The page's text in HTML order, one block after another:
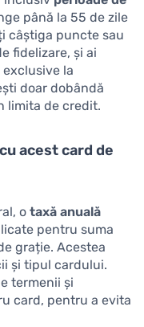
până la 55 de zile
câștiga puncte sau
fidelizare, și ai
la
doar dobândă
limita de credit.
acest card de
o taxă anuală
pentru suma
grație. Acestea
și tipul cardului.
termenii și
card, pentru a evita